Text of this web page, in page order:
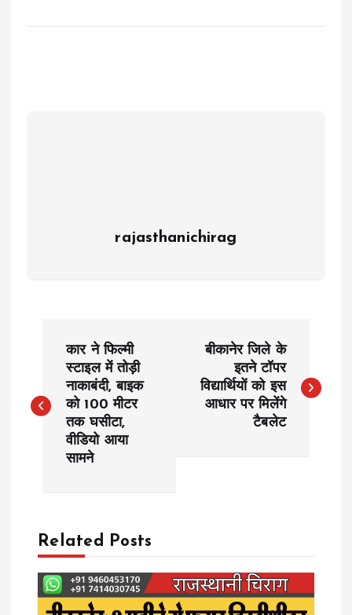
rajasthanichirag
s
a
v
कार ने फिल्मी
स्टाइल में तोड़ी
नाकाबंदी, बाइक
को 100 मीटर
तक घसीटा,
वीडियो आया
सामने
बीकानेर जिले के
इतने टॉपर
विद्यार्थियों को इस
आधार पर मिलेंगे
टैबलेट
Related Posts